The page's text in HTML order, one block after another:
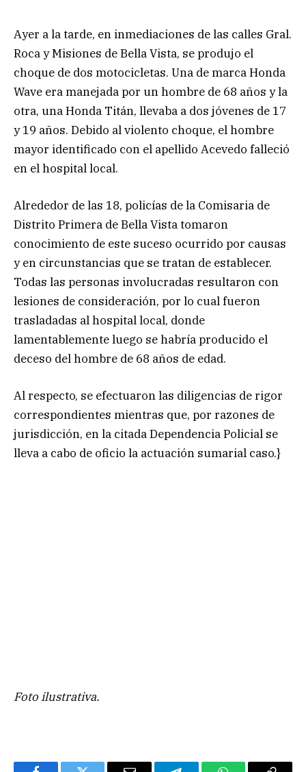
Ayer a la tarde, en inmediaciones de las calles Gral.
Roca y Misiones de Bella Vista, se produjo el
choque de dos motocicletas. Una de marca Honda
Wave era manejada por un hombre de 68 años y la
otra, una Honda Titán, llevaba a dos jóvenes de 17
y 19 años. Debido al violento choque, el hombre
mayor identificado con el apellido Acevedo falleció
en el hospital local.
Alrededor de las 18, policías de la Comisaria de
Distrito Primera de Bella Vista tomaron
conocimiento de este suceso ocurrido por causas
y en circunstancias que se tratan de establecer.
Todas las personas involucradas resultaron con
lesiones de consideración, por lo cual fueron
trasladadas al hospital local, donde
lamentablemente luego se habría producido el
deceso del hombre de 68 años de edad.
Al respecto, se efectuaron las diligencias de rigor
correspondientes mientras que, por razones de
jurisdicción, en la citada Dependencia Policial se
lleva a cabo de oficio la actuación sumarial caso.}
Foto ilustrativa.